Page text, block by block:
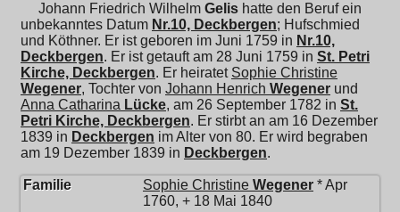
Johann Friedrich Wilhelm Gelis hatte den Beruf ein
unbekanntes Datum Nr.10, Deckbergen; Hufschmied
und Köthner. Er ist geboren im Juni 1759 in Nr.10,
Deckbergen. Er ist getauft am 28 Juni 1759 in St. Petri
Kirche, Deckbergen. Er heiratet Sophie Christine
Wegener, Tochter von Johann Henrich Wegener und
Anna Catharina Lücke, am 26 September 1782 in St.
Petri Kirche, Deckbergen. Er stirbt an am 16 Dezember
1839 in Deckbergen im Alter von 80. Er wird begraben
am 19 Dezember 1839 in Deckbergen.
Familie Sophie Christine Wegener * Apr
1760, + 18 Mai 1840